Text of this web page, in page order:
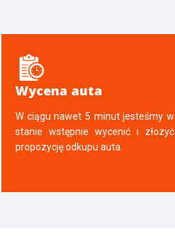
Wycena auta
W ciągu nawet 5 minut jesteśmy w
stanie wstępnie wycenić i złozyć
propozycję odkupu auta.